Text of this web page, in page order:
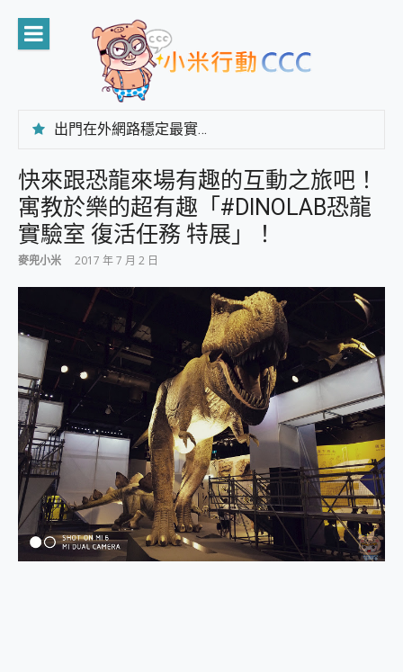
content
出門在外網路穩定最實在 「台灣大哥大」榮獲 4G/5G 在線率全球 NO.3 全台第一與全台六冠王實測心得，走到哪順到哪！
CP 值天花板~ Bongcom BS5 足球君開箱~ 短焦投影機 3千元就能擁有！ 折扣碼在這～
專為 PC上的 XBOX和掌機設計的 FireCuda X1070 SSD 固態硬碟開箱 評測
電力超超超持久 MSI 微星 Prestige 14 AI+ D3MG-031TW 14吋 開箱評價，AI輕薄商務筆電 Copilot+ PC
超懂拍、耐用 AI 街拍機~ realme 16 Pro 開箱評價~ 2 億畫素 LumaColor 影像、持久續航與 IP69K 高防護
AI 支付 一錶搞定大小事 Xiaomi Watch 5 開箱 評測
好用的 EaseUS Partition Master 讓您輕鬆的移除與格式化有防寫保護的隨身碟或SD卡
一鍵修復模糊影片、舊照的 AI 好幫手! VideoProc Converter AI 新版全解析 × 年末優惠，一篇全看懂
小朋友才做選擇 投影機 RGB藍牙音響 氛圍情境燈 我通通都要！ Starfish 2 幻彩膠囊投影機｜結合「 智慧投影 & 煥彩流動 」的沈浸式生活新體驗
外型超吸晴~ 給您絕佳操控體驗 GravaStar Mercury K1 系列 異星機械鍵盤與 Mercury X 系列 輕量無線電競滑鼠 開箱 評測
開箱~變身「蜘蛛人」椅子軍師！MSI MPG 491CQP QD-OLED 超寬曲面電競螢幕，多工辦公、爽度滿滿的終極桌面體驗
iPhone 17 系列 有認證的防護來囉！ imos 首家導入 UL MCV 行銷宣告驗證的手機配件品牌
DJI Osmo Pocket 3 爽爽帶回家 歡慶 EaseUS 21 週年到來，「Slogan 海報徵稿活動」好康大放送
小巧好吸不擋鏡頭 有Qi2認證的 ONPRO MagReact MXs2 5000mAh薄型磁吸無線急速行動電源 開箱 評測
會走動的冷暖氣 SONY REON POCKET PRO 穿戴式智慧冷暖調溫裝置 開箱 評測
寶可夢飛人外掛iToolab AnyGo全新升級，GO Fest 五折優惠嗨翻天！支援 iOS/Android！
百倍變焦實測~ vivo X200 Pro 與 S25 Ultra 誰能滿足全場景拍攝需求？
超好用的 PLAUD NotePin AI 智慧錄音膠囊~ 您的AI 秘書已上線 每月免費送你 300分鐘轉寫
快來跟恐龍來場有趣的互動之旅吧！
寓教於樂的超有趣「#DINOLAB恐龍
實驗室 復活任務 特展」！
麥兜小米 2017 年 7 月 2 日